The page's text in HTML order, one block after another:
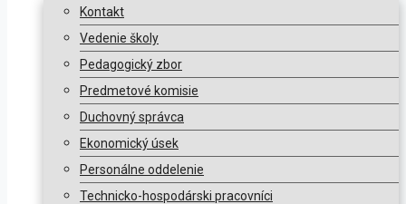
Kontakt
Vedenie školy
Pedagogický zbor
Predmetové komisie
Duchovný správca
Ekonomický úsek
Personálne oddelenie
Technicko-hospodárski pracovníci